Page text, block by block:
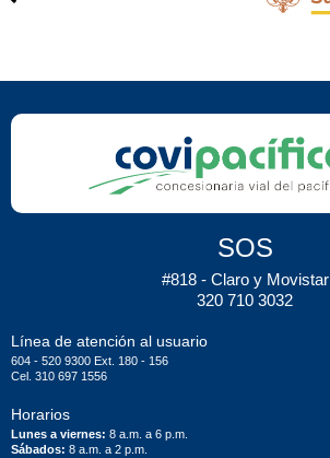
SOS
#818 - Claro y Movistar
320 710 3032
Línea de atención al usuario
604 - 520 9300 Ext. 180 - 156
Cel. 310 697 1556
Horarios
Lunes a viernes: 8 a.m. a 6 p.m.
Sábados: 8 a.m. a 2 p.m.